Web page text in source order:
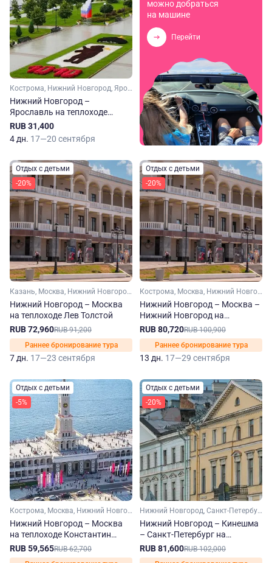
Кострома, Нижний Новгород, Ярославль, Плес, Кинешма, Городец, Юрьевец
Нижний Новгород –
Ярославль на теплоходе
Константин Федин
RUB 31,400
4 дн. 17—20 сентября
можно добраться
на машине
Перейти
Отдых с детьми
-20%
Казань, Москва, Нижний Новгород, Чебоксары, Ярославль, Углич, Городец
Нижний Новгород – Москва
на теплоходе Лев Толстой
RUB 72,960RUB 91,200
Раннее бронирование тура
7 дн. 17—23 сентября
Отдых с детьми
-20%
Кострома, Москва, Нижний Новгород, Рыбинск, Тверь, Ярославль, Углич, Калязин, Плес, Кинешма, Мышкин, Городец, Юрьевец, Завидово
Нижний Новгород – Москва –
Нижний Новгород на
теплоходе Константин Федин
RUB 80,720RUB 100,900
Раннее бронирование тура
13 дн. 17—29 сентября
Отдых с детьми
-5%
Кострома, Москва, Нижний Новгород, Рыбинск, Тверь, Ярославль, Плес, Кинешма, Мышкин, Городец, Юрьевец
Нижний Новгород – Москва
на теплоходе Константин
Федин
RUB 59,565RUB 62,700
Отдых с детьми
-20%
Нижний Новгород, Санкт-Петербург, Ярославль, Кинешма, Городец, Юрьевец, Верхние Мандроги
Нижний Новгород – Кинешма
– Санкт-Петербург на
теплоходе Ленин
RUB 81,600RUB 102,000